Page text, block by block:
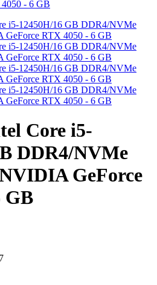
Core i5-
DDR4/NVMe
GeForce
GB